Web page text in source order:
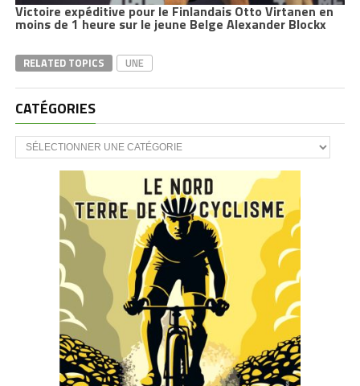
Victoire expéditive pour le Finlandais Otto Virtanen en
moins de 1 heure sur le jeune Belge Alexander Blockx
RELATED TOPICS UNE
CATÉGORIES
CATÉGORIES